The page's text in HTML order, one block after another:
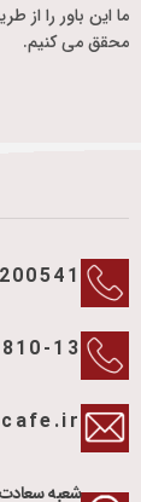
ما این باور را
محقق می کنیم.
13
شعبه سعادت